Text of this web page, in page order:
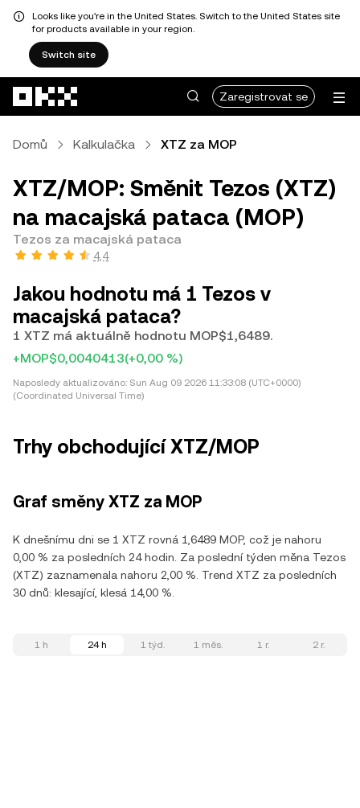
Looks like you're in the United States. Switch to the United States site
for products available in your region.
Switch site
Zaregistrovat se
Domů Kalkulačka XTZ za MOP
XTZ/MOP: Směnit Tezos (XTZ)
na macajská pataca (MOP)
Tezos za macajská pataca
4,4
Jakou hodnotu má 1 Tezos v
macajská pataca?
1 XTZ má aktuálně hodnotu MOP$1,6489.
+MOP$0,0040413(+0,00 %)
Naposledy aktualizováno: Sun Aug 09 2026 11:33:08 (UTC+0000)
(Coordinated Universal Time)
Trhy obchodující XTZ/MOP
Graf směny XTZ za MOP
K dnešnímu dni se 1 XTZ rovná 1,6489 MOP, což je nahoru
0,00 % za posledních 24 hodin. Za poslední týden měna Tezos
(XTZ) zaznamenala nahoru 2,00 %. Trend XTZ za posledních
30 dnů: klesající, klesá 14,00 %.
1 h 24 h 1 týd. 1 měs. 1 r. 2 r.